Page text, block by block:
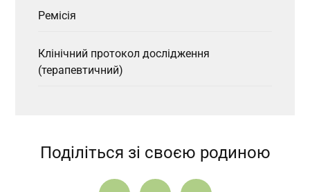
Ремісія
Клінічний протокол дослідження
(терапевтичний)
Поділіться зі своєю родиною